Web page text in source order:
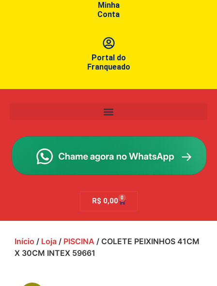
Minha
Conta
Portal do
Franqueado
R$ 0,00 0
Início / Loja / PISCINA / COLETE PEIXINHOS 41CM
X 30CM INTEX 59661